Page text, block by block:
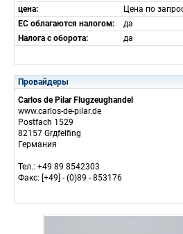
цена:
Цена по
ЕС облагаются налогом:
да
Налога с оборота:
да
Провайдеры
Carlos de Pilar Flugzeughandel
www.carlos-de-pilar.de
Postfach 1529
82157 Grдfelfing
Германия
Тел.: +49 89 8542303
Факс: [+49] - (0)89 - 853176